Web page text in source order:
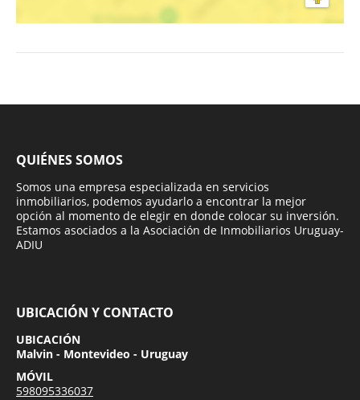
QUIÉNES SOMOS
Somos una empresa especializada en servicios
inmobiliarios, podemos ayudarlo a encontrar la mejor
opción al momento de elegir en donde colocar su inversión.
Estamos asociados a la Asociación de Inmobiliarios Uruguay-
ADIU
UBICACIÓN Y CONTACTO
UBICACIÓN
Malvin - Montevideo - Uruguay
MÓVIL
598095336037